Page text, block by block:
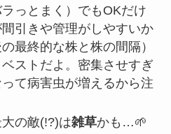
ラっとまく）でもOKだけ
引きや管理がしやすいか
の最終的な株と株の間隔）
ストだよ。密集させすぎ
て病害虫が増えるから注
の敵(!?)は雑草かも…🌱